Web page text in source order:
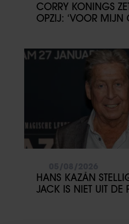
CORRY KONINGS
OPZIJ: ‘VOOR MIJN
HANS KAZÀN
JACK IS NIET UIT DE